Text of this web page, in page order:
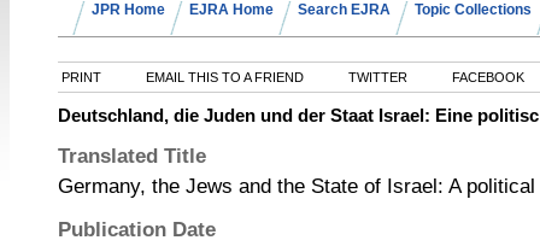
JPR Home EJRA Home Search EJRA Topic Collections
PRINT EMAIL THIS TO A FRIEND TWITTER FACEBOOK
Deutschland, die Juden und der Staat Israel: Eine
Translated Title
Germany, the Jews and the State of Israel: A
Publication Date